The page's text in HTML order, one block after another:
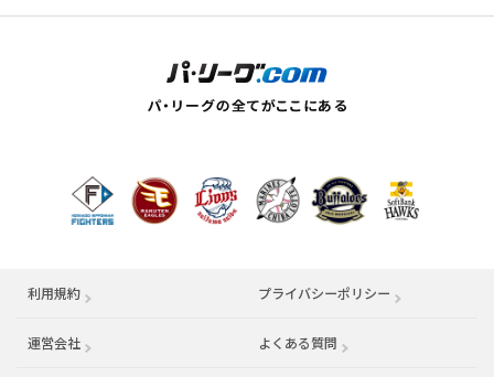
利用規約 プライバシーポリシー
運営会社 （別ウィンドウで開く） よくある質問